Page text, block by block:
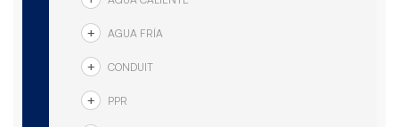
AGUA FRÍA
CONDUIT
PPR